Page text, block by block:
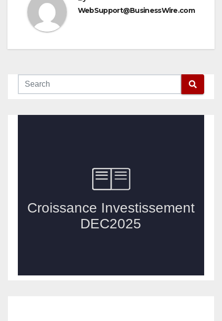
WebSupport@BusinessWire.com